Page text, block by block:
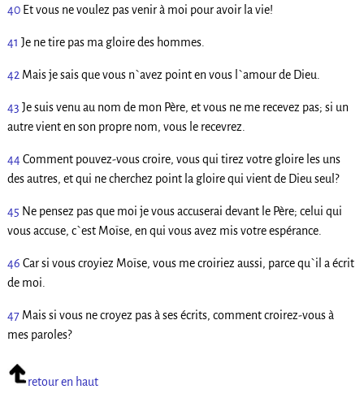
40 Et vous ne voulez pas venir à moi pour avoir la vie!
41 Je ne tire pas ma gloire des hommes.
42 Mais je sais que vous n`avez point en vous l`amour de Dieu.
43 Je suis venu au nom de mon Père, et vous ne me recevez pas; si un
autre vient en son propre nom, vous le recevrez.
44Comment pouvez-vous croire, vous qui tirez votre gloire les uns
des autres, et qui ne cherchez point la gloire qui vient de Dieu seul?
45 Ne pensez pas que moi je vous accuserai devant le Père; celui qui
vous accuse, c`est Moïse, en qui vous avez mis votre espérance.
46 Car si vous croyiez Moïse, vous me croiriez aussi, parce qu`il a écrit
de moi.
47 Mais si vous ne croyez pas à ses écrits, comment croirez-vous à
mes paroles?
retour en haut